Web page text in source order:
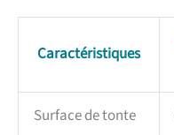
Caractéristiques
Surface de tonte